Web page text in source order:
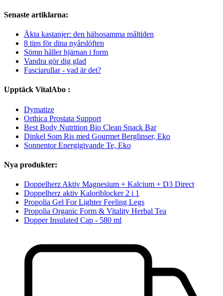
Senaste artiklarna:
Äkta kastanjer: den hälsosamma måltiden
8 tips för dina nyårslöften
Sömn håller hjärnan i form
Vandra gör dig glad
Fasciarullar - vad är det?
Upptäck VitalAbo :
Dymatize
Orthica Prostata Support
Best Body Nutrition Bio Clean Snack Bar
Dinkel Som Ris med Gourmet Berglinser, Eko
Sonnentor Energigivande Te, Eko
Nya produkter:
Doppelherz Aktiv Magnesium + Kalcium + D3 Direct
Doppelherz aktiv Kaloriblocker 2 i 1
Propolia Gel For Lighter Feeling Legs
Propolia Organic Form & Vitality Herbal Tea
Dopper Insulated Cap - 580 ml